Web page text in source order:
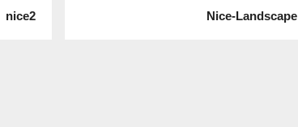
Nice-Landscape
nice2